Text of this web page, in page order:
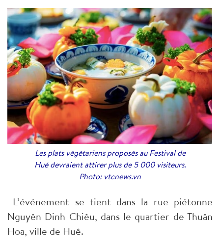
Les plats végétariens proposés au Festival de
Hué devraient attirer plus de 5 000 visiteurs.
Photo: vtcnews.vn
L’événement se tient dans la rue piétonne
Nguyên Dinh Chiêu, dans le quartier de Thuân
Hoa, ville de Huê.